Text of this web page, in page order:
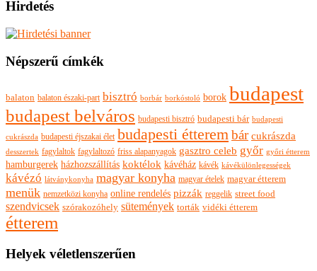
Hirdetés
Népszerű címkék
balaton balaton északi-part bisztró borbár borkóstoló borok budapest
budapest belváros budapesti bisztró budapesti bár budapesti
cukrászda budapesti éjszakai élet budapesti étterembár cukrászda
desszertek fagylaltok fagylaltozó friss alapanyagok gasztro celeb győr győri étterem
hamburgerek házhozszállítás koktélok kávéház kávék kávékülönlegességek
kávézó látványkonyha magyar konyha magyar ételek magyar étterem
menük nemzetközi konyha online rendelés pizzák reggelik street food
szendvicsek szórakozóhely sütemények torták vidéki étterem
étterem
Helyek véletlenszerűen